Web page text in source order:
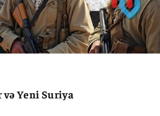
Yeni Suriya